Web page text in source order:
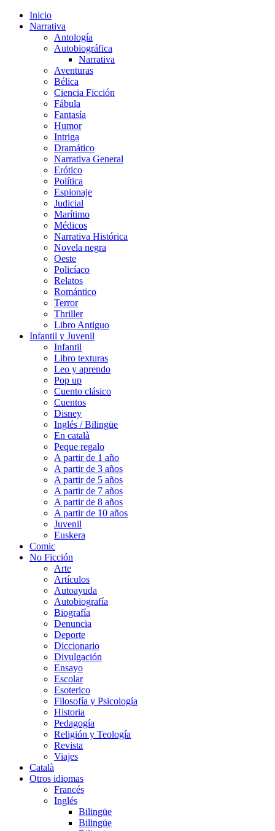
Inicio
Narrativa
Antología
Autobiográfica
Narrativa
Aventuras
Bélica
Ciencia Ficción
Fábula
Fantasía
Humor
Intriga
Dramático
Narrativa General
Erótico
Política
Espionaje
Judicial
Marítimo
Médicos
Narrativa Histórica
Novela negra
Oeste
Policíaco
Relatos
Romántico
Terror
Thriller
Libro Antiguo
Infantil y Juvenil
Infantil
Libro texturas
Leo y aprendo
Pop up
Cuento clásico
Cuentos
Disney
Inglés / Bilingüe
En català
Peque regalo
A partir de 1 año
A partir de 3 años
A partir de 5 años
A partir de 7 años
A partir de 8 años
A partir de 10 años
Juvenil
Euskera
Comic
No Ficción
Arte
Artículos
Autoayuda
Autobiografía
Biografía
Denuncia
Deporte
Diccionario
Divulgación
Ensayo
Escolar
Esoterico
Filosofía y Psicología
Historia
Pedagogía
Religión y Teología
Revista
Viajes
Català
Otros idiomas
Francés
Inglés
Bilingüe
Bilingüe